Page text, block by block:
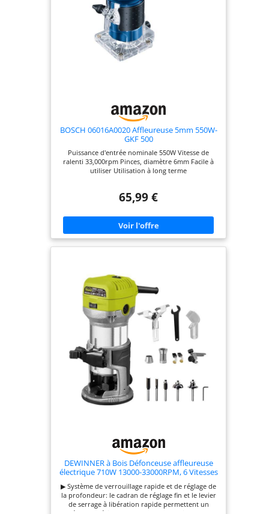
BOSCH 06016A0020 Affleureuse 5mm 550W-
GKF 500
Puissance d'entrée nominale 550W Vitesse de
ralenti 33,000rpm Pinces, diamètre 6mm Facile à
utiliser Utilisation à long terme
65,99 €
DEWINNER à Bois Défonceuse affleureuse
électrique 710W 13000-33000RPM, 6 Vitesses
Variables, 3 Pinces de 1/4" 6mm &8mm,
profession plastifieuse avec Accessoires
▶ Système de verrouillage rapide et de réglage de
la profondeur: le cadran de réglage fin et le levier
de serrage à libération rapide permettent un